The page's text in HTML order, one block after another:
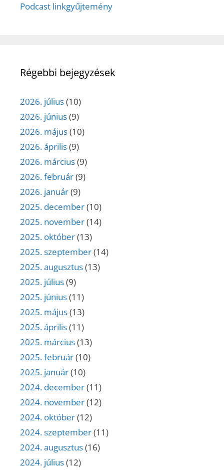
Podcast linkgyűjtemény
Régebbi bejegyzések
2026. július(10)
2026. június(9)
2026. május(10)
2026. április(9)
2026. március(9)
2026. február(9)
2026. január(9)
2025. december(10)
2025. november(14)
2025. október(13)
2025. szeptember(14)
2025. augusztus(13)
2025. július(9)
2025. június(11)
2025. május(13)
2025. április(11)
2025. március(13)
2025. február(10)
2025. január(10)
2024. december(11)
2024. november(12)
2024. október(12)
2024. szeptember(11)
2024. augusztus(16)
2024. július(12)